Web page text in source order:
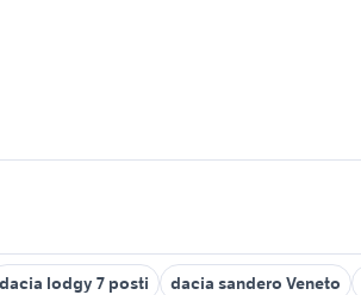
dacia lodgy 7 posti dacia sandero Veneto